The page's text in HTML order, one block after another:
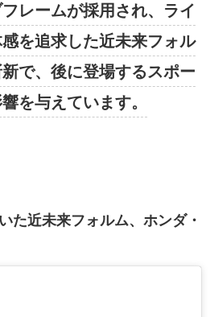
レームが採用され、ライ
を追求した近未来フォル
で、後に登場するスポー
を与えています。
た近未来フォルム、ホンダ・